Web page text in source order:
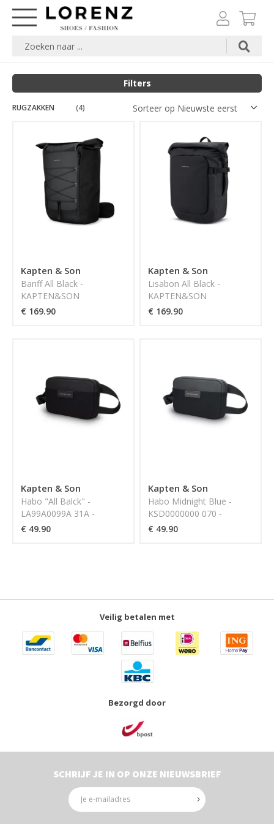
Filters
Categorie
RUGZAKKEN (4)
Kapten & Son
Banff All Black -
KAPTEN&SON
€ 169.90
Kapten & Son
Lisabon All Black -
KAPTEN&SON
€ 169.90
Kapten & Son
Habo "All Balck" -
LA99A0099A 31A -
KAPTEN&SON
€ 49.90
Kapten & Son
Habo Midnight Blue -
KSD0000000 070 -
KAPTEN&SON
€ 49.90
Veilig betalen met
Bezorgd door
SCHRIJF JE IN OP ONZE NIEUWSBRIEF